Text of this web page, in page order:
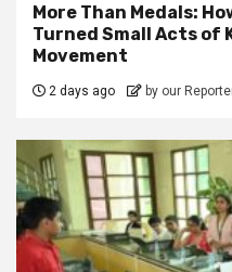
More Than Medals:
Turned Small Acts of
Movement
2 days ago by our